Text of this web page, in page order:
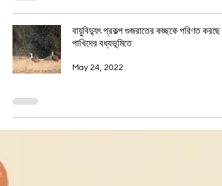
বায়ুবিদ্যুৎ প্রকল্প গুজরাতের কচ্ছকে পরিণত করছে
পাখিদের বধ্যভূমিতে
May 24, 2022